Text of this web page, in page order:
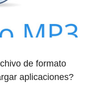
de formato
aplicaciones?